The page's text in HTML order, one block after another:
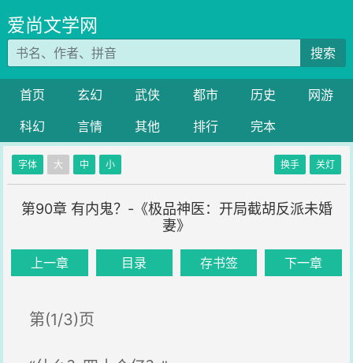
爱尚文学网
搜索
首页 玄幻 武侠 都市 历史
网游
科幻
言情 其他 排行 完本
字体 大 中 小 换手 关灯
第90章 有内鬼？-《极品神医：开局截胡反派未婚
妻》
上一章 目录 存书签 下一章
第(1/3)页